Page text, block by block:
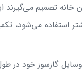
تصمیم می‌گیرند
استفاده
وسایل گازسوز